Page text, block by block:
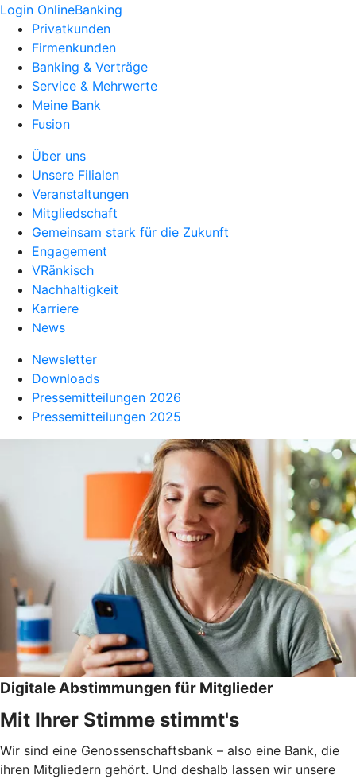
Login OnlineBanking
Privatkunden
Firmenkunden
Banking & Verträge
Service & Mehrwerte
Meine Bank
Fusion
Über uns
Unsere Filialen
Veranstaltungen
Mitgliedschaft
Gemeinsam stark für die Zukunft
Engagement
VRänkisch
Nachhaltigkeit
Karriere
News
Newsletter
Downloads
Pressemitteilungen 2026
Pressemitteilungen 2025
Digitale Abstimmungen für Mitglieder
Mit Ihrer Stimme stimmt's
Wir sind eine Genossenschaftsbank – also eine Bank, die
ihren Mitgliedern gehört. Und deshalb lassen wir unsere